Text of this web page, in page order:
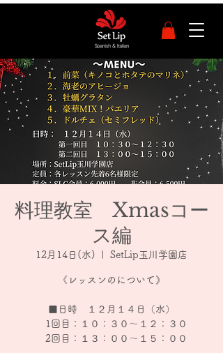
料理教室 Xmasコー
ス編
12月14日(水) SetLip玉川学園店
《レッスンのについて》
■日時 １２月１４日（水）
1回目：１０：３０～１２：３０
2回目：１３：００～１５：００